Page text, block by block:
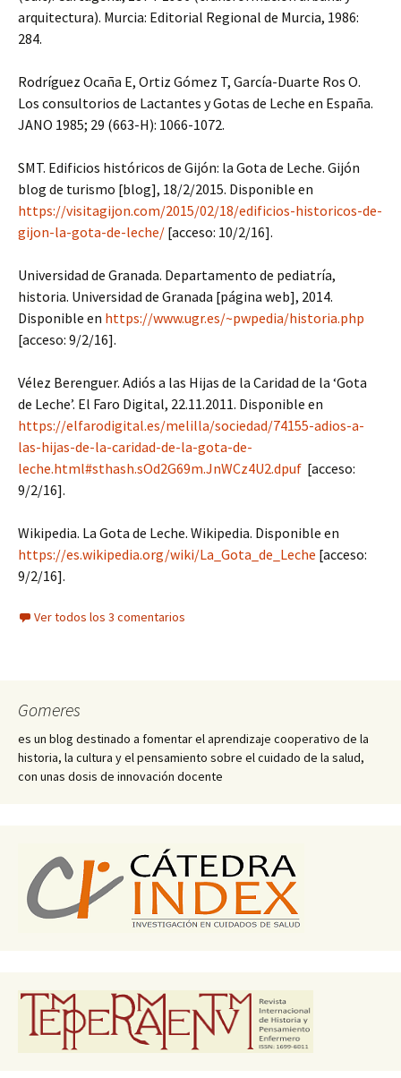
arquitectura). Murcia: Editorial Regional de Murcia, 1986:
284.
Rodríguez Ocaña E, Ortiz Gómez T, García-Duarte Ros O.
Los consultorios de Lactantes y Gotas de Leche en España.
JANO 1985; 29 (663-H): 1066-1072.
SMT. Edificios históricos de Gijón: la Gota de Leche. Gijón
blog de turismo [blog], 18/2/2015. Disponible en
https://visitagijon.com/2015/02/18/edificios-historicos-de-
gijon-la-gota-de-leche/ [acceso: 10/2/16].
Universidad de Granada. Departamento de pediatría,
historia. Universidad de Granada [página web], 2014.
Disponible en https://www.ugr.es/~pwpedia/historia.php
[acceso: 9/2/16].
Vélez Berenguer. Adiós a las Hijas de la Caridad de la ‘Gota
de Leche’. El Faro Digital, 22.11.2011. Disponible en
https://elfarodigital.es/melilla/sociedad/74155-adios-a-
las-hijas-de-la-caridad-de-la-gota-de-
leche.html#sthash.sOd2G69m.JnWCz4U2.dpuf [acceso:
9/2/16].
Wikipedia. La Gota de Leche. Wikipedia. Disponible en
https://es.wikipedia.org/wiki/La_Gota_de_Leche [acceso:
9/2/16].
Ver todos los 3 comentarios
Gomeres
es un blog destinado a fomentar el aprendizaje cooperativo de la
historia, la cultura y el pensamiento sobre el cuidado de la salud,
con unas dosis de innovación docente